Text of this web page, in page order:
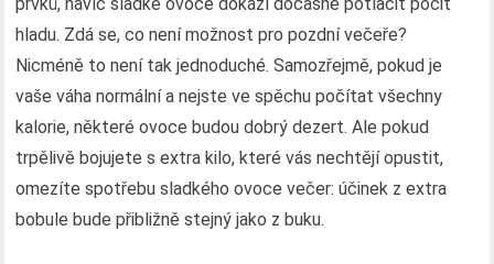
prvků, navíc sladké ovoce dokáží dočasně potlačit pocit
hladu. Zdá se, co není možnost pro pozdní večeře?
Nicméně to není tak jednoduché. Samozřejmě, pokud je
vaše váha normální a nejste ve spěchu počítat všechny
kalorie, některé ovoce budou dobrý dezert. Ale pokud
trpělivě bojujete s extra kilo, které vás nechtějí opustit,
omezíte spotřebu sladkého ovoce večer: účinek z extra
bobule bude přibližně stejný jako z buku.